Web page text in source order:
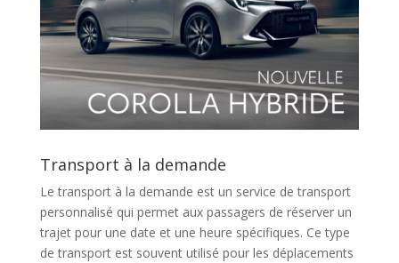
Transport à la demande
Le transport à la demande est un service de transport
personnalisé qui permet aux passagers de réserver un
trajet pour une date et une heure spécifiques. Ce type
de transport est souvent utilisé pour les déplacements